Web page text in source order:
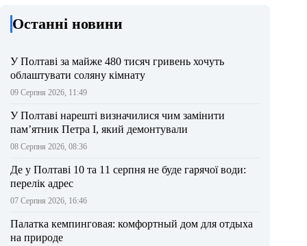
Останні новини
У Полтаві за майже 480 тисяч гривень хочуть
облаштувати соляну кімнату
09 Серпня 2026, 11:49
У Полтаві нарешті визначилися чим замінити
пам’ятник Петра І, який демонтували
08 Серпня 2026, 08:36
Де у Полтаві 10 та 11 серпня не буде гарячої води:
перелік адрес
07 Серпня 2026, 16:46
Палатка кемпинговая: комфортный дом для отдыха
на природе